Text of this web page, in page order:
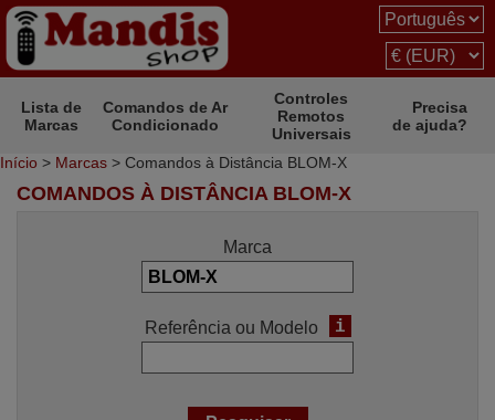
Lista de
Marcas
Comandos de Ar
Condicionado
Controles
Remotos
Universais
Precisa
de ajuda?
Início > Marcas > Comandos à Distância BLOM-X
COMANDOS À DISTÂNCIA BLOM-X
Marca
Referência ou Modelo i